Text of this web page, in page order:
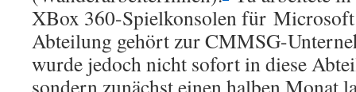
XBox 360-Spielkonsolen für
Abteilung gehört zur CMMSG-
wurde jedoch nicht sofort in diese
sondern zunächst einen halben Monat